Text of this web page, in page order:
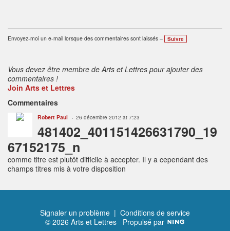
Envoyez-moi un e-mail lorsque des commentaires sont laissés – Suivre
Vous devez être membre de Arts et Lettres pour ajouter des
commentaires !
Join Arts et Lettres
Commentaires
Robert Paul 26 décembre 2012 at 7:23
481402_401151426631790_19
67152175_n
comme titre est plutôt difficile à accepter. Il y a cependant des
champs titres mis à votre disposition
Signaler un problème | Conditions de service
© 2026 Arts et Lettres Propulsé par